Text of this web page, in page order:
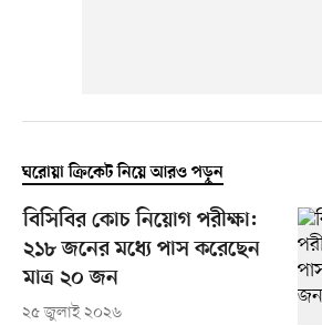
ঘরোয়া ক্রিকেট নিয়ে আরও পড়ুন
বিসিবির কোচ নিয়োগ পরীক্ষা:
২১৮ জনের মধ্যে পাস করেছেন
মাত্র ২০ জন
২৫ জুলাই ২০২৬